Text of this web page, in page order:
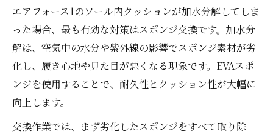
エアフォース1のソール内クッションが加水分解してしま
った場合、最も有効な対策はスポンジ交換です。加水分
解は、空気中の水分や紫外線の影響でスポンジ素材が劣
化し、履き心地や見た目が悪くなる現象です。EVAスポ
ンジを使用することで、耐久性とクッション性が大幅に
向上します。
交換作業では、まず劣化したスポンジをすべて取り除